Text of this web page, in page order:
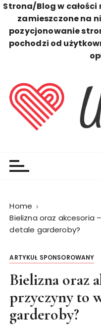
Strona/Blog w
zamieszczone na
pozycjonowanie
pochodzi od
Home
Bielizna oraz akcesoria
detale garderoby?
ARTYKUŁ SPONSOROWANY
Bielizna oraz
przyczyny to
garderoby?